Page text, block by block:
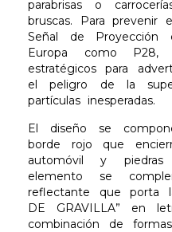
parabrisas o
bruscas. Para
Señal de Proyección
Europa como
estratégicos para
el peligro de la
partículas inesperadas.
El diseño se
borde rojo que
automóvil y
elemento se
reflectante que porta
DE GRAVILLA” en
combinación de